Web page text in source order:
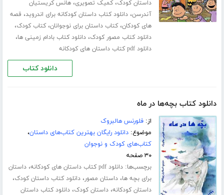
داستان کودک،کمیک تصویری،هانس کریستیان
آندرسن،دانلود کتاب داستان کودکانه برای اندروید، قصه
های کودکان،کتاب داستان برای نوجوانان،کتاب کودک،
دانلود کتاب مصور کودک،دانلود کتاب بادام زمینی ها،
دانلود pdf کتاب داستان های کودکانه
دانلود کتاب
دانلود کتاب بچه‌ها در ماه
از:فلورنس هالبروک
موضوع:دانلود رایگان بهترین کتاب‌های داستان،
کتاب‌های کودک و نوجوان
۳۰ صفحه
برچسب‌ها:دانلود pdf کتاب داستان های کودکانه ،داستان
برای بچه ها،داستان مصور،دانلود کتاب داستان کودک،
داستان کودکانه،داستان کودک،دانلود کتاب داستان